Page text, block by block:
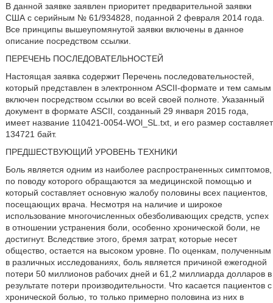
В данной заявке заявлен приоритет предварительной заявки
США с серийным № 61/934828, поданной 2 февраля 2014 года.
Все принципы вышеупомянутой заявки включены в данное
описание посредством ссылки.
ПЕРЕЧЕНЬ ПОСЛЕДОВАТЕЛЬНОСТЕЙ
Настоящая заявка содержит Перечень последовательностей,
который представлен в электронном ASCII-формате и тем самым
включен посредством ссылки во всей своей полноте. Указанный
документ в формате ASCII, созданный 29 января 2015 года,
имеет название 110421-0054-WOl_SL.txt, и его размер составляет
134721 байт.
ПРЕДШЕСТВУЮЩИЙ УРОВЕНЬ ТЕХНИКИ
Боль является одним из наиболее распространенных симптомов,
по поводу которого обращаются за медицинской помощью и
который составляет основную жалобу половины всех пациентов,
посещающих врача. Несмотря на наличие и широкое
использование многочисленных обезболивающих средств, успех
в отношении устранения боли, особенно хронической боли, не
достигнут. Вследствие этого, бремя затрат, которые несет
общество, остается на высоком уровне. По оценкам, полученным
в различных исследованиях, боль является причиной ежегодной
потери 50 миллионов рабочих дней и 61,2 миллиарда долларов в
результате потери производительности. Что касается пациентов с
хронической болью, то только примерно половина из них в